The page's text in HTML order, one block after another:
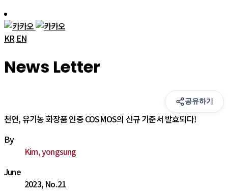
KR EN
News Letter
공유하기
천연, 유기농 화장품 인증 COSMOS의 신규 기준서 발효되다!
By
Kim, yongsung
June
2023, No.21